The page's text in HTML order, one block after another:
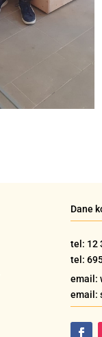
Dane
tel: 12
tel:
email:
email: